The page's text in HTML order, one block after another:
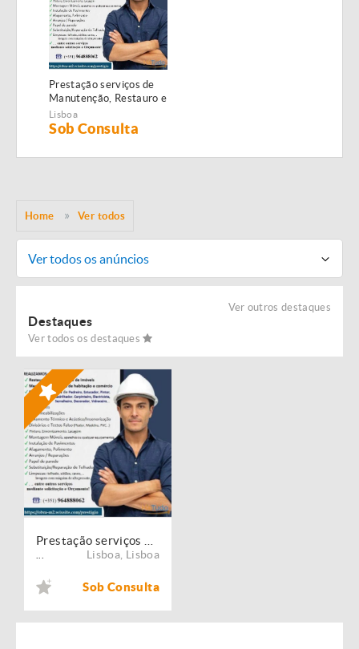
Prestação serviços de
Manutenção, Restauro e
Remodelação de
imóveis!
Lisboa
Sob Consulta
Home Ver todos
Ver todos os anúncios
Ver outros destaques
Destaques
Ver todos os destaques
Lisboa Lisboa
Sob Consulta